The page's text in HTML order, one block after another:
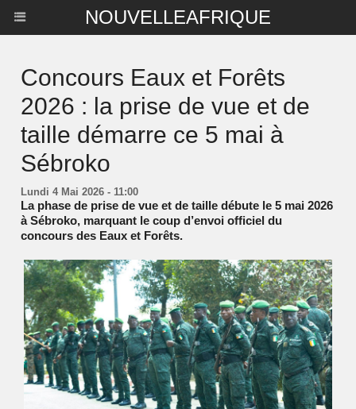
NOUVELLEAFRIQUE
Concours Eaux et Forêts
2026 : la prise de vue et de
taille démarre ce 5 mai à
Sébroko
Lundi 4 Mai 2026 - 11:00
La phase de prise de vue et de taille débute le 5 mai 2026
à Sébroko, marquant le coup d’envoi officiel du
concours des Eaux et Forêts.